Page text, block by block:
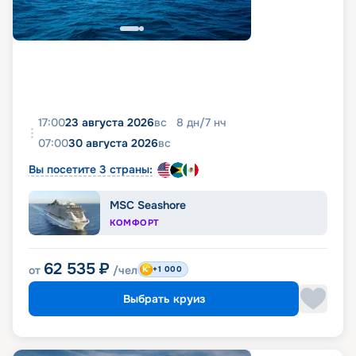
17:0023 августа 2026вс 8 дн/7 нч
07:0030 августа 2026вс
Вы посетите 3 страны:
MSC Seashore
КОМФОРТ
от 62 535 ₽ /чел +1 000
Выбрать круиз